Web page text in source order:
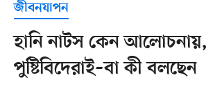
জীবনযাপন
হানি নাটস কেন আলোচনায়,
পুষ্টিবিদেরাই–বা কী বলছেন